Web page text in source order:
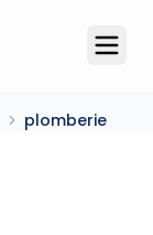
plomberie